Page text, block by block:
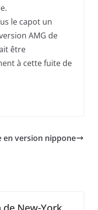
le capot un
AMG de
être
à cette fuite de
en version nippone